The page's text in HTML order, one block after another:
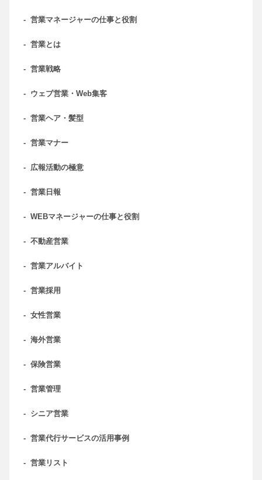
- 営業マネージャーの仕事と役割
- 営業とは
- 営業戦略
- ウェブ営業・Web集客
- 営業ヘア・髪型
- 営業マナー
- 広報活動の極意
- 営業日報
- WEBマネージャーの仕事と役割
- 不動産営業
- 営業アルバイト
- 営業採用
- 女性営業
- 海外営業
- 保険営業
- 営業管理
- シニア営業
- 営業代行サービスの活用事例
- 営業リスト